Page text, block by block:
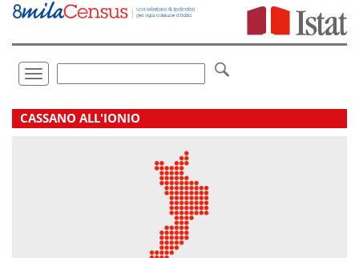
Vai
direttamente
Toggle
navigation
.
CASSANO ALL'IONIO